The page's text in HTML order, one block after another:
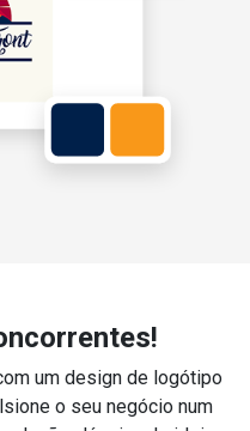
um design de logótipo
o seu negócio num